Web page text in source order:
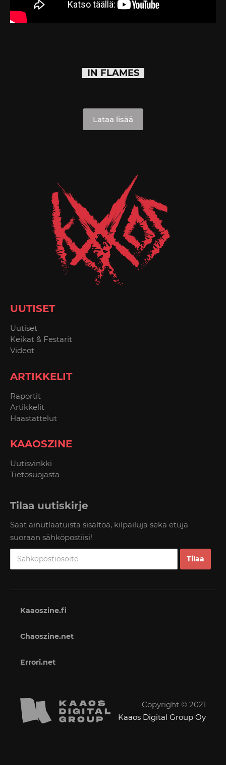
IN FLAMES
Lataa lisää
UUTISET
Uutiset
Keikat & Festarit
Videot
ARTIKKELIT
Raportit
Artikkelit
Haastattelut
KAAOSZINE
Uutisvinkki
Tietosuojasta
Tilaa uutiskirje
Saat ainutlaatuista sisältöä, kilpailuja sekä etuja
suoraan sähköpostiisi!
Kaaoszine.fi
Chaoszine.net
Errori.net
Copyright © 2021
Kaaos Digital Group Oy